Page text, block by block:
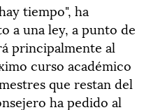
tiempo", ha
a una ley, a punto de
principalmente al
curso académico
que restan del
ha pedido al